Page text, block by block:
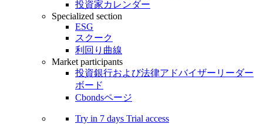
投資家カレンダー
Specialized section
ESG
スクーク
利回り曲線
Market participants
投資銀行および法律アドバイザーリーダー
ボード
Cbondsページ
Try in 7 days Trial access